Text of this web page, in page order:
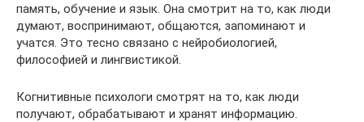
память, обучение и язык. Она смотрит на то, как люди
думают, воспринимают, общаются, запоминают и
учатся. Это тесно связано с нейробиологией,
философией и лингвистикой.
Когнитивные психологи смотрят на то, как люди
получают, обрабатывают и хранят информацию.